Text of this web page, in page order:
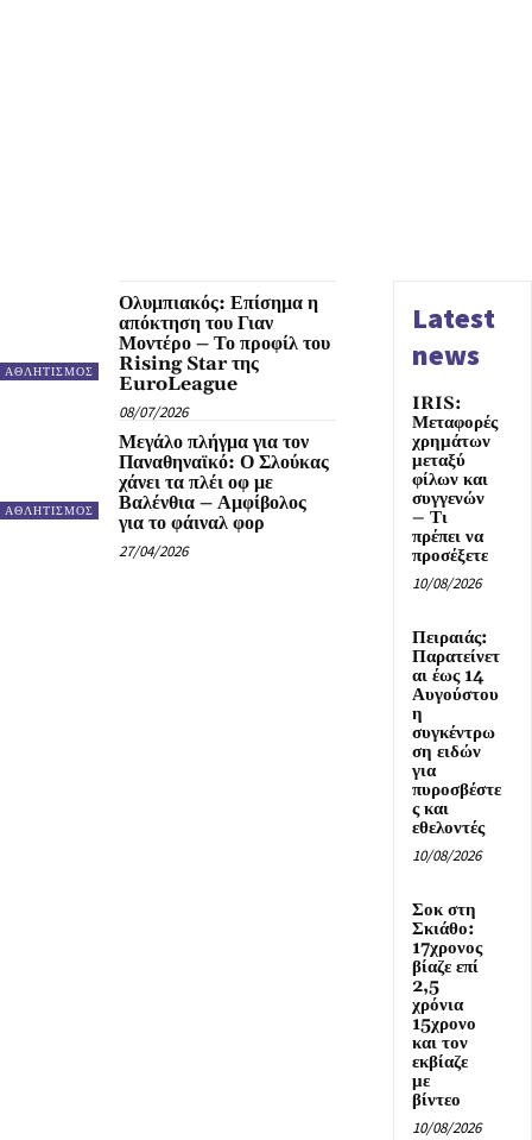
ΑΘΛΗΤΙΣΜΟΣ
Ολυμπιακός: Επίσημα η
απόκτηση του Γιαν
Μοντέρο – Το προφίλ του
Rising Star της
EuroLeague
08/07/2026
ΑΘΛΗΤΙΣΜΟΣ
Μεγάλο πλήγμα για τον
Παναθηναϊκό: Ο Σλούκας
χάνει τα πλέι οφ με
Βαλένθια – Αμφίβολος
για το φάιναλ φορ
27/04/2026
Latest
news
IRIS:
Μεταφορές
χρημάτων
μεταξύ
φίλων και
συγγενών
– Τι
πρέπει να
προσέξετε
10/08/2026
Πειραιάς:
Παρατείνετ
αι έως 14
Αυγούστου
η
συγκέντρω
ση ειδών
για
πυροσβέστε
ς και
εθελοντές
10/08/2026
Σοκ στη
Σκιάθο:
17χρονος
βίαζε επί
2,5
χρόνια
15χρονο
και τον
εκβίαζε
με
βίντεο
10/08/2026